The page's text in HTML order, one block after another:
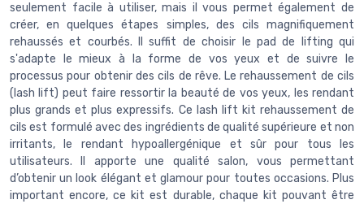
seulement facile à utiliser, mais il vous permet également de
créer, en quelques étapes simples, des cils magnifiquement
rehaussés et courbés. Il suffit de choisir le pad de lifting qui
s'adapte le mieux à la forme de vos yeux et de suivre le
processus pour obtenir des cils de rêve. Le rehaussement de cils
(lash lift) peut faire ressortir la beauté de vos yeux, les rendant
plus grands et plus expressifs. Ce lash lift kit rehaussement de
cils est formulé avec des ingrédients de qualité supérieure et non
irritants, le rendant hypoallergénique et sûr pour tous les
utilisateurs. Il apporte une qualité salon, vous permettant
d’obtenir un look élégant et glamour pour toutes occasions. Plus
important encore, ce kit est durable, chaque kit pouvant être